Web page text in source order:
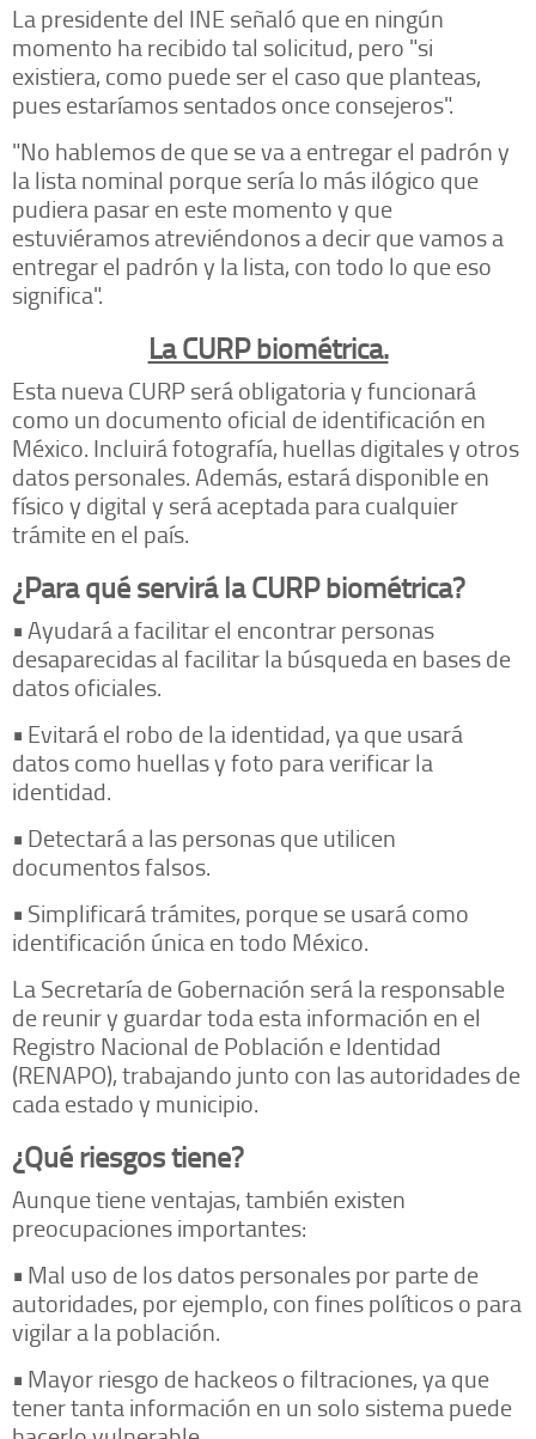
La presidente del INE señaló que en ningún
momento ha recibido tal solicitud, pero "si
existiera, como puede ser el caso que planteas,
pues estaríamos sentados once consejeros".
"No hablemos de que se va a entregar el padrón y
la lista nominal porque sería lo más ilógico que
pudiera pasar en este momento y que
estuviéramos atreviéndonos a decir que vamos a
entregar el padrón y la lista, con todo lo que eso
significa".
La CURP biométrica.
Esta nueva CURP será obligatoria y funcionará
como un documento oficial de identificación en
México. Incluirá fotografía, huellas digitales y otros
datos personales. Además, estará disponible en
físico y digital y será aceptada para cualquier
trámite en el país.
¿Para qué servirá la CURP biométrica?
•Ayudará a facilitar el encontrar personas
desaparecidas al facilitar la búsqueda en bases de
datos oficiales.
• Evitará el robo de la identidad, ya que usará
datos como huellas y foto para verificar la
identidad.
• Detectará a las personas que utilicen
documentos falsos.
• Simplificará trámites, porque se usará como
identificación única en todo México.
La Secretaría de Gobernación será la responsable
de reunir y guardar toda esta información en el
Registro Nacional de Población e Identidad
(RENAPO), trabajando junto con las autoridades de
cada estado y municipio.
¿Qué riesgos tiene?
Aunque tiene ventajas, también existen
preocupaciones importantes:
• Mal uso de los datos personales por parte de
autoridades, por ejemplo, con fines políticos o para
vigilar a la población.
• Mayor riesgo de hackeos o filtraciones, ya que
tener tanta información en un solo sistema puede